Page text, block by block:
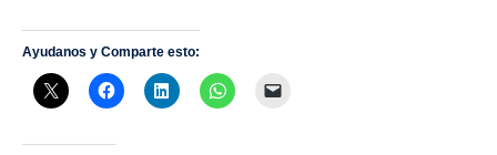
Ayudanos y Comparte esto: